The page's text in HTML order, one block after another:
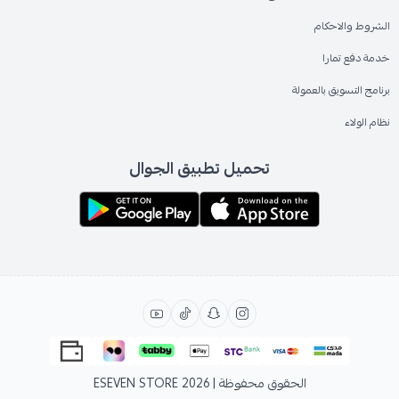
الشروط والاحكام
خدمة دفع تمارا
برنامج التسويق بالعمولة
نظام الولاء
تحميل تطبيق الجوال
الحقوق محفوظة | 2026 ESEVEN STORE